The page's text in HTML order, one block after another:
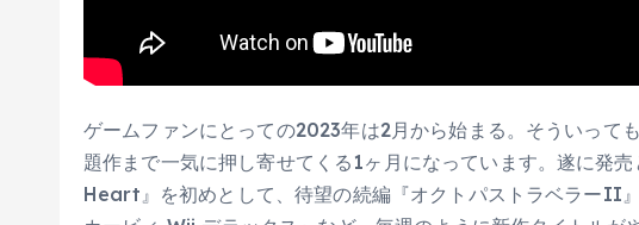
ゲームファンにとっての2023年は2月から始まる。そういって
題作まで一気に押し寄せてくる1ヶ月になっています。遂に発
Heart』を初めとして、待望の続編『オクトパストラベラーII